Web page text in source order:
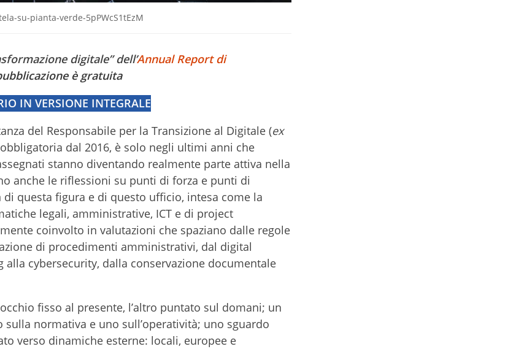
su-pianta-verde-5pPWcS1tEzM
digitale” dell’Annual Report di
è gratuita
IN VERSIONE INTEGRALE
del Responsabile per la Transizione al Digitale (ex
dal 2016, è solo negli ultimi anni che
stanno diventando realmente parte attiva nella
anche le riflessioni su punti di forza e punti di
questa figura e di questo ufficio, intesa come la
legali, amministrative, ICT e di project
coinvolto in valutazioni che spaziano dalle regole
di procedimenti amministrativi, dal digital
cybersecurity, dalla conservazione documentale
fisso al presente, l’altro puntato sul domani; un
normativa e uno sull’operatività; uno sguardo
verso dinamiche esterne: locali, europee e